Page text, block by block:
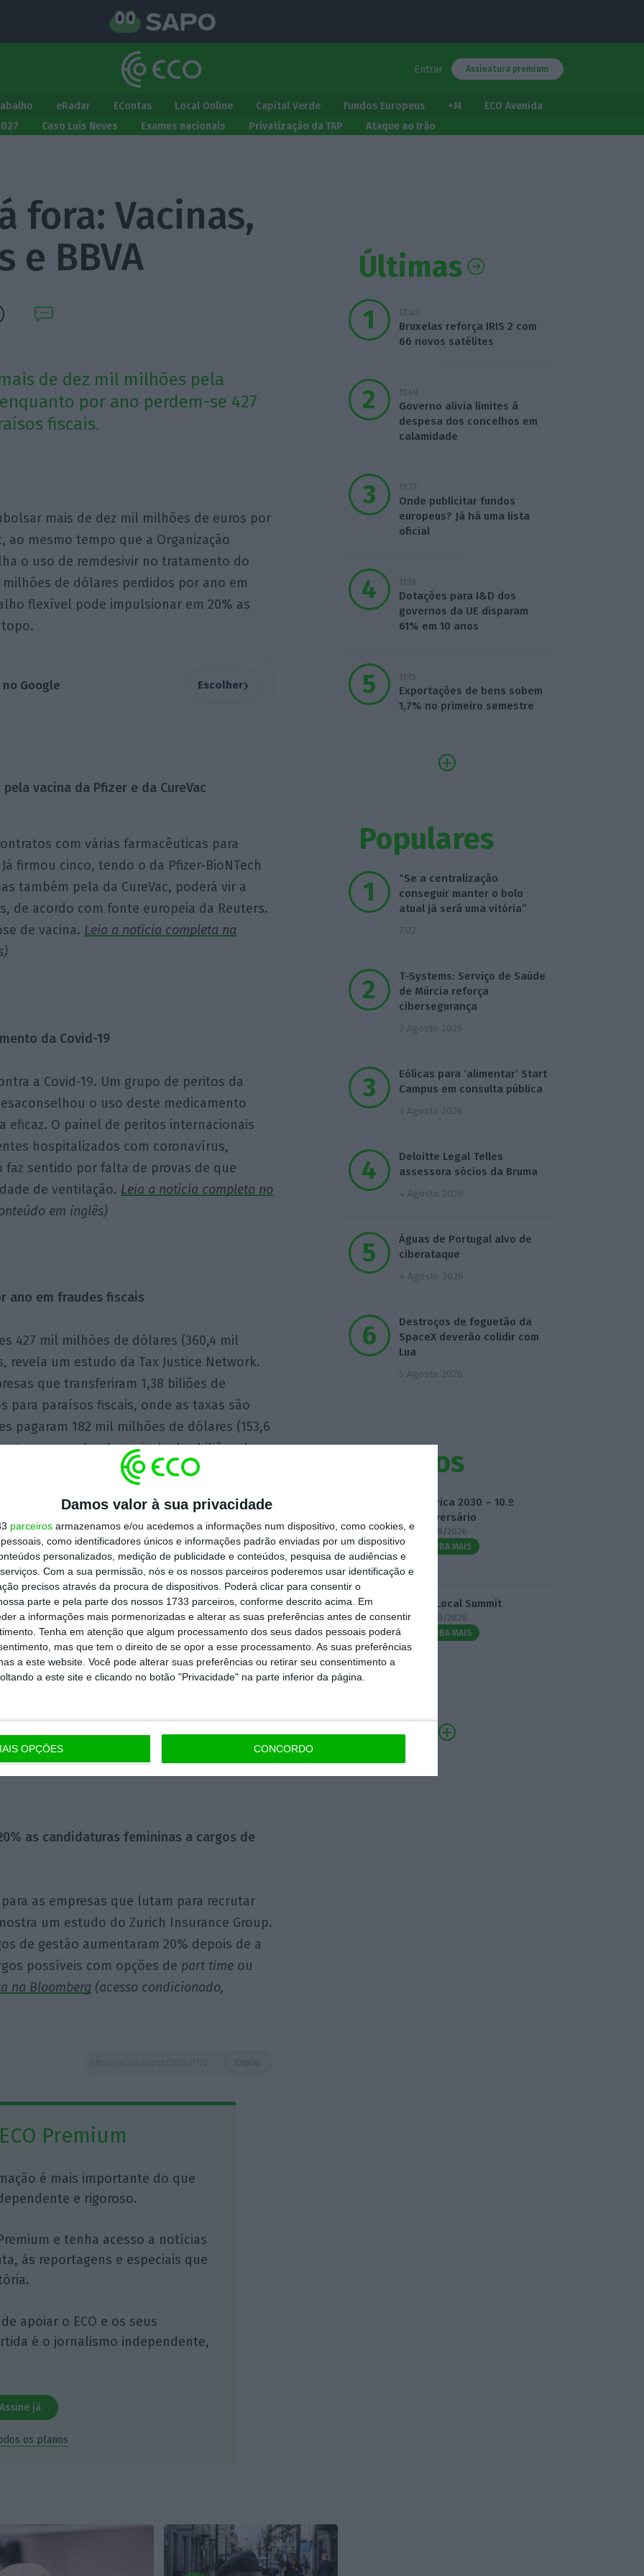
Damos valor à sua privacidade
parceiros armazenamos e/ou acedemos a informações num dispositivo, como cookies, e
como identificadores únicos e informações padrão enviadas por um dispositivo
personalizados, medição de publicidade e conteúdos, pesquisa de audiências e
Com a sua permissão, nós e os nossos parceiros poderemos usar identificação e
precisos através da procura de dispositivos. Poderá clicar para consentir o
parte e pela parte dos nossos 1733 parceiros, conforme descrito acima. Em
a informações mais pormenorizadas e alterar as suas preferências antes de consentir
Tenha em atenção que algum processamento dos seus dados pessoais poderá
mas que tem o direito de se opor a esse processamento. As suas preferências
a este website. Você pode alterar suas preferências ou retirar seu consentimento a
a este site e clicando no botão "Privacidade" na parte inferior da página.
OPÇÕES CONCORDO
Entrar Assinatura premium
eRadar EContas Local Online Capital Verde Fundos Europeus +M
ECO Avenida
Caso Luís Neves Exames nacionais Privatização da TAP Ataque ao Irão
fora: Vacinas,
e BBVA
de dez mil milhões pela
por ano perdem-se 427
fiscais.
mais de dez mil milhões de euros por
ao mesmo tempo que a Organização
o uso de remdesivir no tratamento do
de dólares perdidos por ano em
flexível pode impulsionar em 20% as
Google Escolher›
vacina da Pfizer e da CureVac
com várias farmacêuticas para
firmou cinco, tendo o da Pfizer-BioNTech
também pela da CureVac, poderá vir a
de acordo com fonte europeia da Reuters.
de vacina. Leia a notícia completa na
da Covid-19
a Covid-19. Um grupo de peritos da
o uso deste medicamento
eficaz. O painel de peritos internacionais
hospitalizados com coronavírus,
faz sentido por falta de provas de que
de ventilação. Leia a notícia completa no
em inglês)
ano em fraudes fiscais
427 mil milhões de dólares (360,4 mil
revela um estudo da Tax Justice Network.
que transferiram 1,38 biliões de
para paraísos fiscais, onde as taxas são
pagaram 182 mil milhões de dólares (153,6
acumulando mais de dez biliões de
financeiros no exterior.Leia a notícia
para aceitar oferta do BBVA
da fusão com o BBVA, apesar da sua
catalão não querem aceitar uma oferta
de 30% sobre o preço da última sexta-
chegaria a apenas 2.500 milhões de
desse tipo é insuficiente, pois o valor
milhões de euros.
espanhol)
as candidaturas femininas a cargos de
as empresas que lutam para recrutar
um estudo do Zurich Insurance Group.
de gestão aumentaram 20% depois de a
possíveis com opções de part timeou
na Bloomberg (acesso condicionado,
Premium
é mais importante do que
e rigoroso.
e tenha acesso a notícias
às reportagens e especiais que
apoiar o ECO e os seus
é o jornalismo independente,
Assine já
os planos
Últimas
12:48
Bruxelas reforça IRIS 2 com
66 novos satélites
11:49
Governo alivia limites à
despesa dos concelhos em
calamidade
11:27
Onde publicitar fundos
europeus? Já há uma lista
oficial
11:19
Dotações para I&D dos
governos da UE disparam
61% em 10 anos
11:15
Exportações de bens sobem
1,7% no primeiro semestre
Populares
“Se a centralização
conseguir manter o bolo
atual já será uma vitória”
7:02
T-Systems: Serviço de Saúde
de Múrcia reforça
cibersegurança
3 Agosto 2026
Eólicas para ‘alimentar’ Start
Campus em consulta pública
3 Agosto 2026
Deloitte Legal Telles
assessora sócios da Bruma
4 Agosto 2026
Águas de Portugal alvo de
ciberataque
4 Agosto 2026
Destroços de foguetão da
SpaceX deverão colidir com
Lua
5 Agosto 2026
Eventos
Fábrica 2030 – 10.º
Aniversário
14/10/2026
SAIBA MAIS
3.º Local Summit
07/10/2026
SAIBA MAIS